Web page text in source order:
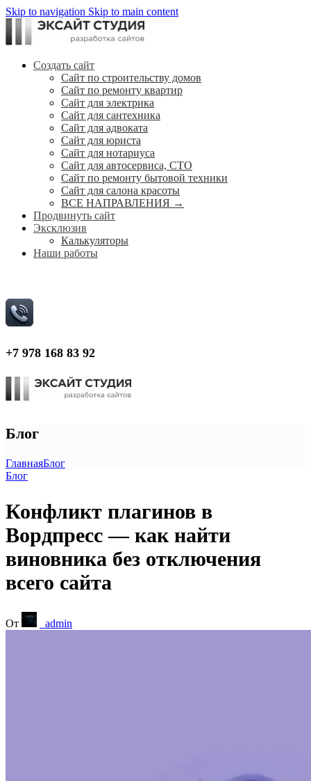
Skip to navigation Skip to main content
Создать сайт
Сайт по строительству домов
Сайт по ремонту квартир
Сайт для электрика
Сайт для сантехника
Сайт для адвоката
Сайт для юриста
Сайт для нотариуса
Сайт для автосервиса, СТО
Сайт по ремонту бытовой техники
Сайт для салона красоты
ВСЕ НАПРАВЛЕНИЯ →
Продвинуть сайт
Эксклюзив
Калькуляторы
Наши работы
+7 978 168 83 92
Блог
ГлавнаяБлог
Блог
Конфликт плагинов в
Вордпресс — как найти
виновника без отключения
всего сайта
От _admin